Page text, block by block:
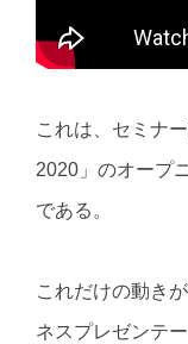
これは、セミナ
2020」のオープ
である。
これだけの動き
ネスプレゼンテ